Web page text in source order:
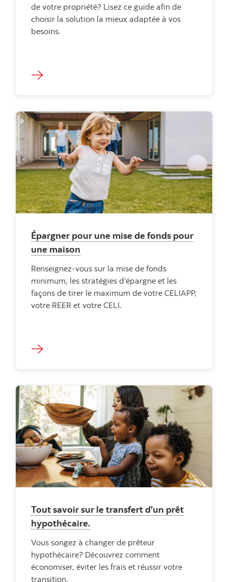
de votre propriété? Lisez ce guide afin de
choisir la solution la mieux adaptée à vos
besoins.
Épargner pour une mise de fonds pour
une maison
Renseignez-vous sur la mise de fonds
minimum, les stratégies d’épargne et les
façons de tirer le maximum de votre CELIAPP,
votre REER et votre CELI.
Tout savoir sur le transfert d’un prêt
hypothécaire.
Vous songez à changer de prêteur
hypothécaire? Découvrez comment
économiser, éviter les frais et réussir votre
transition.